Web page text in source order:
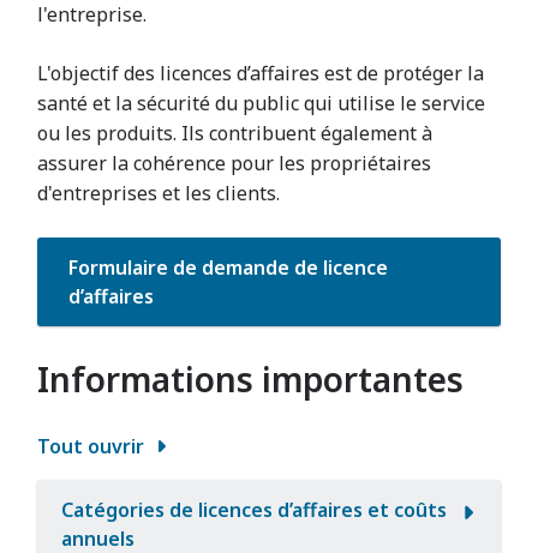
l'entreprise.
L'objectif des licences d’affaires est de protéger la
santé et la sécurité du public qui utilise le service
ou les produits. Ils contribuent également à
assurer la cohérence pour les propriétaires
d'entreprises et les clients.
Formulaire de demande de licence
d’affaires
Informations importantes
Tout ouvrir
Catégories de licences d’affaires et coûts
annuels